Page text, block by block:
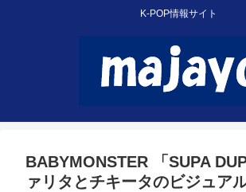
K-POP情報サイト
BABYMONSTER 「SUPA
ァリタとチキータのビジュア